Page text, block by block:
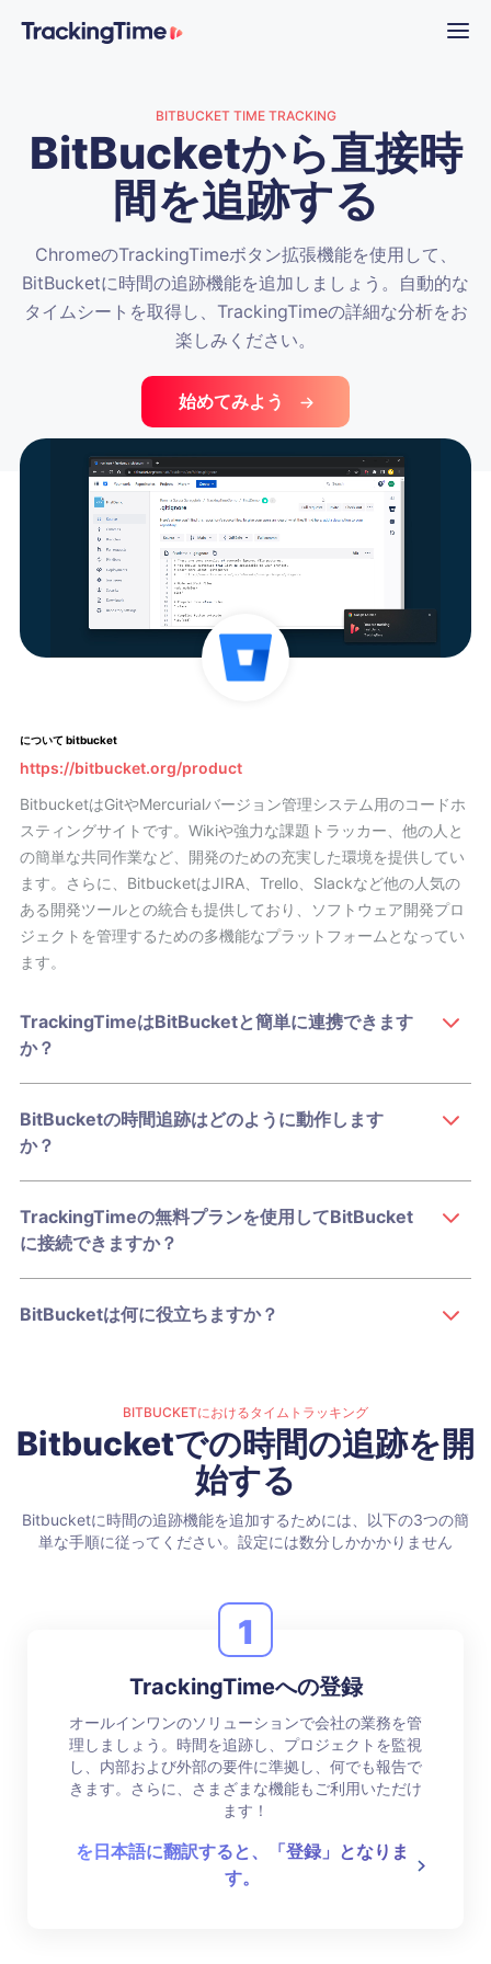
BITBUCKET TIME TRACKING
BitBucketから直接時
間を追跡する
ChromeのTrackingTimeボタン拡張機能を使用して、
BitBucketに時間の追跡機能を追加しましょう。自動的な
タイムシートを取得し、TrackingTimeの詳細な分析をお
楽しみください。
始めてみよう
について bitbucket
https://bitbucket.org/product
BitbucketはGitやMercurialバージョン管理システム用のコードホ
スティングサイトです。Wikiや強力な課題トラッカー、他の人と
の簡単な共同作業など、開発のための充実した環境を提供してい
ます。さらに、BitbucketはJIRA、Trello、Slackなど他の人気の
ある開発ツールとの統合も提供しており、ソフトウェア開発プロ
ジェクトを管理するための多機能なプラットフォームとなってい
ます。
TrackingTimeはBitBucketと簡単に連携できます
か？
BitBucketの時間追跡はどのように動作します
か？
TrackingTimeの無料プランを使用してBitBucket
に接続できますか？
BitBucketは何に役立ちますか？
BITBUCKETにおけるタイムトラッキング
Bitbucketでの時間の追跡を開
始する
Bitbucketに時間の追跡機能を追加するためには、以下の3つの簡
単な手順に従ってください。設定には数分しかかかりません
1
TrackingTimeへの登録
オールインワンのソリューションで会社の業務を管
理しましょう。時間を追跡し、プロジェクトを監視
し、内部および外部の要件に準拠し、何でも報告で
きます。さらに、さまざまな機能もご利用いただけ
ます！
を日本語に翻訳すると、「登録」となりま
す。